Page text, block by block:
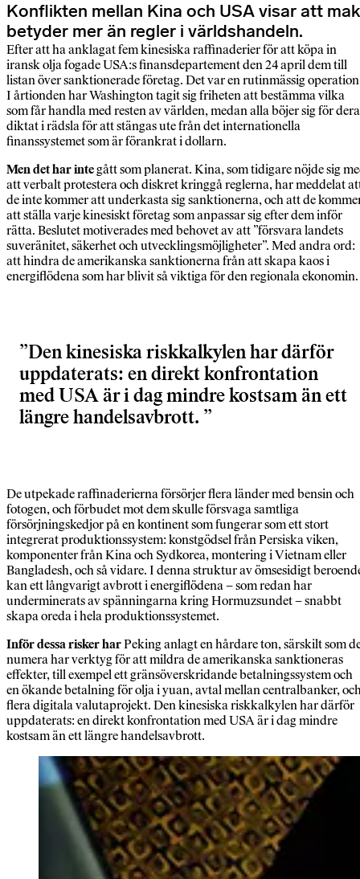
Konflikten mellan Kina och USA visar att
betyder mer än regler i världshandeln.
Efter att ha anklagat fem kinesiska raffinaderier för att köpa in
iransk olja fogade USA:s finansdepartement den 24 april dem till
listan över sanktionerade företag. Det var en rutinmässig
I årtionden har Washington tagit sig friheten att bestämma vilka
som får handla med resten av världen, medan alla böjer sig för
diktat i rädsla för att stängas ute från det internationella
finanssystemet som är förankrat i dollarn.
Men det har integått som planerat. Kina, som tidigare nöjde sig
att verbalt protestera och diskret kringgå reglerna, har meddelat
de inte kommer att underkasta sig sanktionerna, och att de
att ställa varje kinesiskt företag som anpassar sig efter dem inför
rätta. Beslutet motiverades med behovet av att ”försvara landets
suveränitet, säkerhet och utvecklingsmöjligheter”. Med andra ord:
att hindra de amerikanska sanktionerna från att skapa kaos i
energiflödena som har blivit så viktiga för den regionala ekonomin.
Den kinesiska riskkalkylen har därför
uppdaterats: en direkt konfrontation
med USA är i dag mindre kostsam än ett
längre handelsavbrott.
De utpekade raffinaderierna försörjer flera länder med bensin och
fotogen, och förbudet mot dem skulle försvaga samtliga
försörjningskedjor på en kontinent som fungerar som ett stort
integrerat produktionssystem: konstgödsel från Persiska viken,
komponenter från Kina och Sydkorea, montering i Vietnam eller
Bangladesh, och så vidare. I denna struktur av ömsesidigt
kan ett långvarigt avbrott i energiflödena – som redan har
underminerats av spänningarna kring Hormuzsundet – snabbt
skapa oreda i hela produktionssystemet.
Inför dessa risker harPeking anlagt en hårdare ton, särskilt som
numera har verktyg för att mildra de amerikanska sanktioneras
effekter, till exempel ett gränsöverskridande betalningssystem och
en ökande betalning för olja i yuan, avtal mellan centralbanker,
flera digitala valutaprojekt. Den kinesiska riskkalkylen har därför
uppdaterats: en direkt konfrontation med USA är i dag mindre
kostsam än ett längre handelsavbrott.